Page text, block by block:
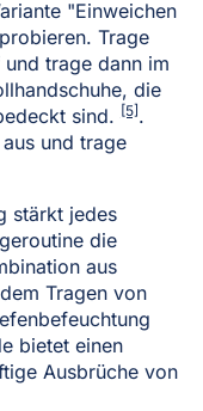
"Einweichen
Trage
trage dann im
die
sind. [5] .
und trage
stärkt jedes
die
aus
Tragen von
bietet einen
Ausbrüche von